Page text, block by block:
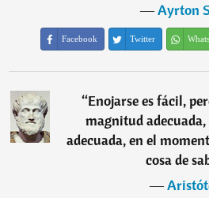
―Ayrton
Facebook Twitter
“Enojarse es fácil,
magnitud
adecuada, en el
cosa de
―